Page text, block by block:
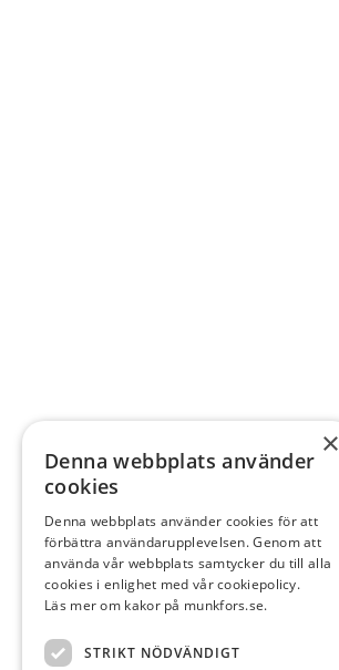
×
Denna webbplats använder
cookies
Denna webbplats använder cookies för att
förbättra användarupplevelsen. Genom att
använda vår webbplats samtycker du till alla
cookies i enlighet med vår cookiepolicy.
Läs mer om kakor på munkfors.se.
STRIKT NÖDVÄNDIGT